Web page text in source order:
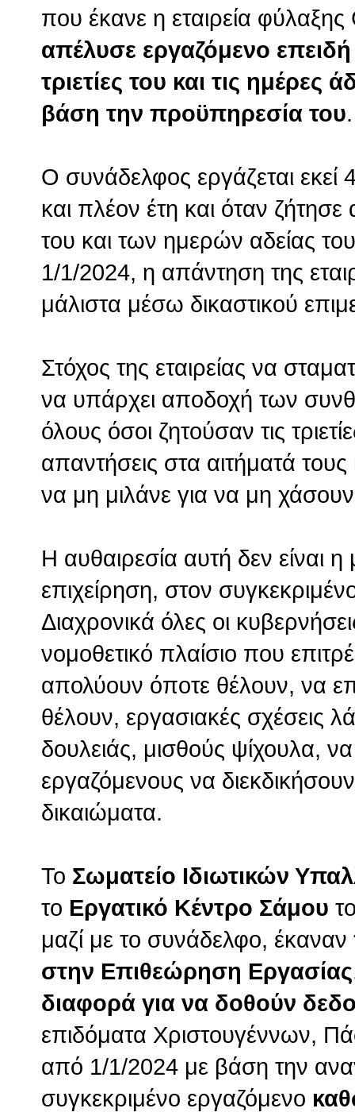
που έκανε η εταιρεία
απέλυσε εργαζόμενο
τριετίες του και τις ημέρες
βάση την προϋπηρεσία του.
Ο συνάδελφος εργάζεται εκεί
και πλέον έτη και όταν
του και των ημερών αδείας
1/1/2024, η απάντηση της
μάλιστα μέσω δικαστικού
Στόχος της εταιρείας να
να υπάρχει αποδοχή των
όλους όσοι ζητούσαν τις
απαντήσεις στα αιτήματά
να μη μιλάνε για να μη
Η αυθαιρεσία αυτή δεν είναι
επιχείρηση, στον
Διαχρονικά όλες οι
νομοθετικό πλαίσιο που
απολύουν όποτε θέλουν, να
θέλουν, εργασιακές σχέσεις
δουλειάς, μισθούς ψίχουλα,
εργαζόμενους να
δικαιώματα.
Το Σωματείο Ιδιωτικών
το Εργατικό Κέντρο Σάμου
μαζί με το συνάδελφο, έκαναν
στην Επιθεώρηση Εργασίας
διαφορά για να δοθούν
επιδόματα Χριστουγέννων,
από 1/1/2024 με βάση την
συγκεκριμένο εργαζόμενο